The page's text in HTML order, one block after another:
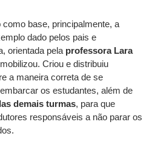
base, principalmente, a
dado pelos pais e
orientada pela professora Lara
Criou e distribuiu
a maneira correta de se
os estudantes, além de
demais turmas, para que
responsáveis a não parar os